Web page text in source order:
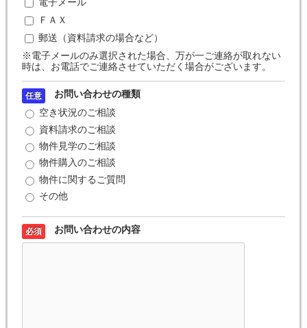
ＦＡＸ
郵送（資料請求の場合など）
※電子メールのみ選択された場合、万が一ご連絡が取れない
時は、お電話でご連絡させていただく場合がございます。
任意
お問い合わせの種類
空き状況のご相談
資料請求のご相談
物件見学のご相談
物件購入のご相談
物件に関するご質問
その他
必須 お問い合わせの内容